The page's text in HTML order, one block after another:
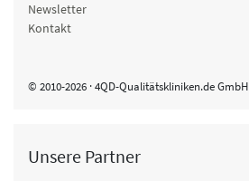
Newsletter
Kontakt
© 2010-2026 · 4QD-Qualitätskliniken.de GmbH
Unsere Partner